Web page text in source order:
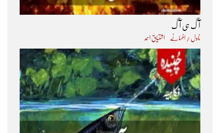
آگ ہی آگ
ناول / افسانے اشتیاق احمد